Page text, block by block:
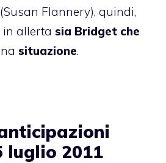
(Susan Flannery), quindi,
in allerta sia Bridget che
situazione.
luglio 2011